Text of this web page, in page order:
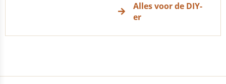
Alles voor de DIY-
er